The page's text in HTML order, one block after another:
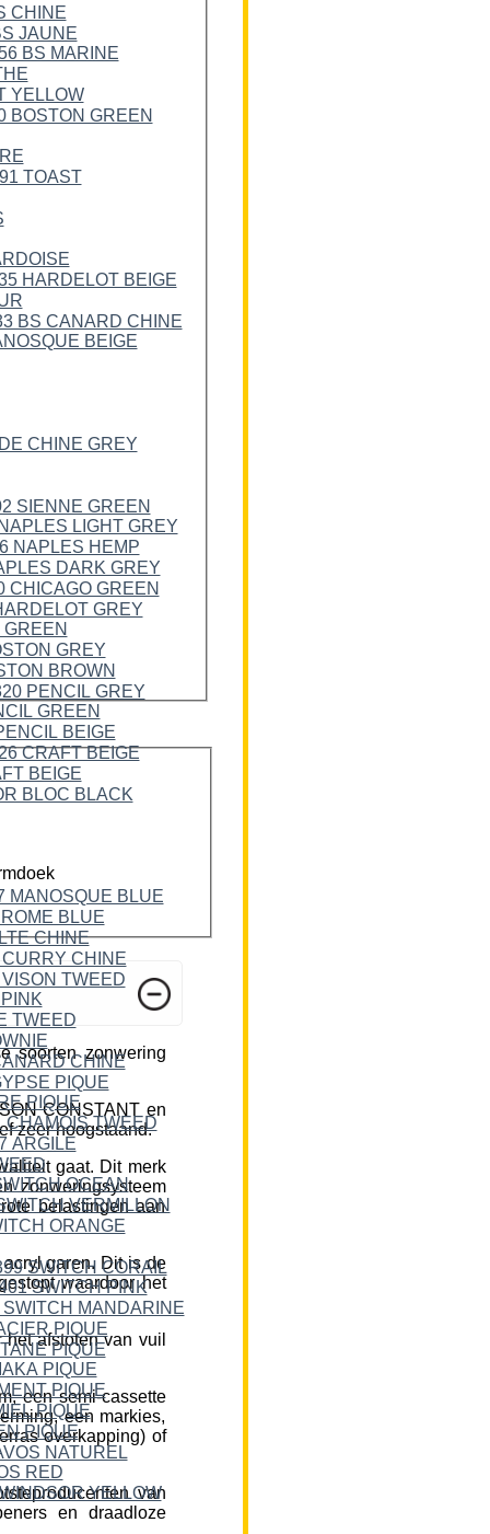
soorten zonwering
CONSTANT en
zeer hoogstaand.
gaat. Dit merk
zonweringsysteem
belastingen aan
garen. Dit is de
waardoor het
afstoten van vuil
een semi-cassette
een markies,
overkapping) of
van
en draadloze